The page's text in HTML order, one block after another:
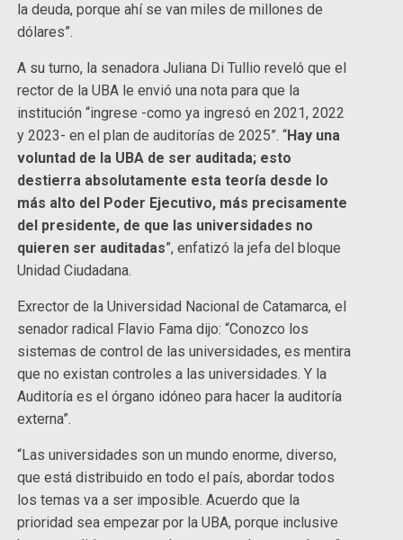
la deuda, porque ahí se van miles de millones de
dólares”.
A su turno, la senadora Juliana Di Tullio reveló que el
rector de la UBA le envió una nota para que la
institución “ingrese -como ya ingresó en 2021, 2022
y 2023- en el plan de auditorías de 2025”. “Hay una
voluntad de la UBA de ser auditada; esto
destierra absolutamente esta teoría desde lo
más alto del Poder Ejecutivo, más precisamente
del presidente, de que las universidades no
quieren ser auditadas”, enfatizó la jefa del bloque
Unidad Ciudadana.
Exrector de la Universidad Nacional de Catamarca, el
senador radical Flavio Fama dijo: “Conozco los
sistemas de control de las universidades, es mentira
que no existan controles a las universidades. Y la
Auditoría es el órgano idóneo para hacer la auditoría
externa”.
“Las universidades son un mundo enorme, diverso,
que está distribuido en todo el país, abordar todos
los temas va a ser imposible. Acuerdo que la
prioridad sea empezar por la UBA, porque inclusive